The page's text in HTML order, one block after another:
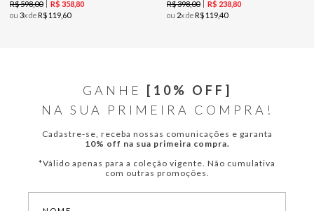
R$598,00 R$ 35880
ou 3x deR$ 119 60
R$398,00 R$ 23880
ou 2x deR$ 11940
GANHE
[10% OFF]
NA SUA PRIMEIRA COMPRA!
Cadastre-se, receba nossas comunicações e garanta
10% off na sua primeira compra.
*Válido apenas para a coleção vigente. Não cumulativa
com outras promoções.